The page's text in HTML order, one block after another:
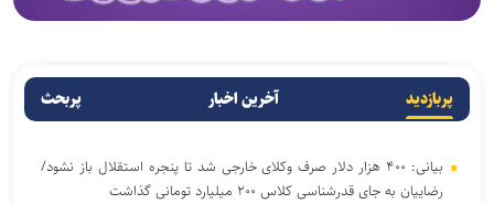
پربازدید آخرین اخبار پربحث
بیانی: ۴۰۰ هزار دلار صرف وکلای خارجی شد تا پنجره استقلال باز نشود/
رضاییان به جای قدرشناسی کلاس ۲۰۰ میلیارد تومانی گذاشت